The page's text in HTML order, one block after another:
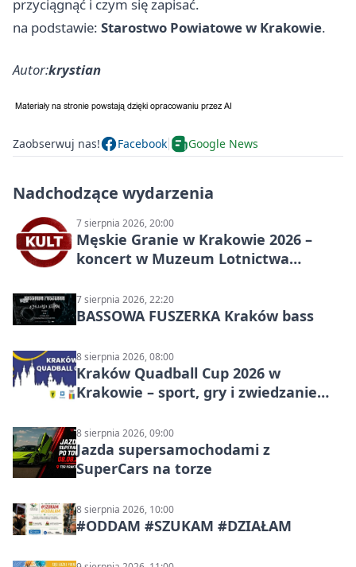
przyciągnąć i czym się zapisać.
na podstawie: Starostwo Powiatowe w Krakowie.
Autor:krystian
Zaobserwuj nas! Facebook Google News
Nadchodzące wydarzenia
7 sierpnia 2026, 20:00
Męskie Granie w Krakowie 2026 –
koncert w Muzeum Lotnictwa
7 sierpnia 2026, 22:20
BASSOWA FUSZERKA Kraków bass
8 sierpnia 2026, 08:00
Kraków Quadball Cup 2026 w
Krakowie – sport, gry i zwiedzanie
8 sierpnia 2026, 09:00
Jazda supersamochodami z
SuperCars na torze
8 sierpnia 2026, 10:00
#ODDAM #SZUKAM #DZIAŁAM